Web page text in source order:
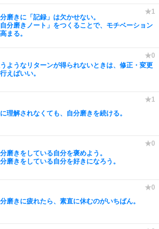
磨きに「記録」は欠かせない。
自分磨きノート」をつくることで、モチベーション
まる。
ようなリターンが得られないときは、修正・変更
えばいい。
理解されなくても、自分磨きを続ける。
磨きをしている自分を褒めよう。
磨きをしている自分を好きになろう。
磨きに疲れたら、素直に休むのがいちばん。